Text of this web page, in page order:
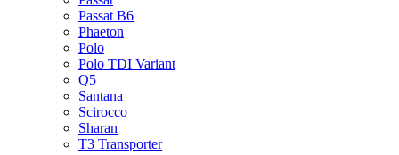
Passat B6
Phaeton
Polo
Polo TDI Variant
Q5
Santana
Scirocco
Sharan
T3 Transporter